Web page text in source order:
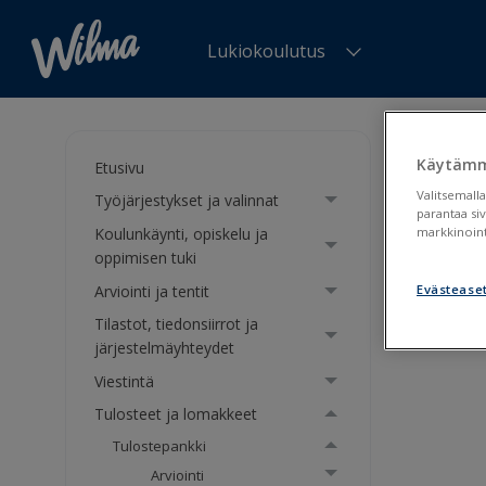
Lukiokoulutus
Etusivu
Työjärjestykset ja valinnat
Koulunkäynti, opiskelu ja
oppimisen tuki
Arviointi ja tentit
Tilastot, tiedonsiirrot ja
järjestelmäyhteydet
Viestintä
Tulosteet ja lomakkeet
Tulostepankki
Arviointi
tuki>
parantaa